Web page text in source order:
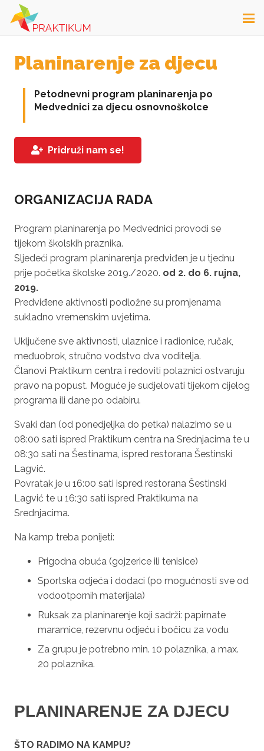
Planinarenje za djecu
Petodnevni program planinarenja po
Medvednici za djecu osnovnoškolce
Pridruži nam se!
ORGANIZACIJA RADA
Program planinarenja po Medvednici provodi se
tijekom školskih praznika.
Sljedeći program planinarenja predviđen je u tjednu
prije početka školske 2019./2020. od 2. do 6. rujna,
2019.
Predviđene aktivnosti podložne su promjenama
sukladno vremenskim uvjetima.
Uključene sve aktivnosti, ulaznice i radionice, ručak,
međuobrok, stručno vodstvo dva voditelja.
Članovi Praktikum centra i redoviti polaznici ostvaruju
pravo na popust. Moguće je sudjelovati tijekom cijelog
programa ili dane po odabiru.
Svaki dan (od ponedjeljka do petka) nalazimo se u
08:00 sati ispred Praktikum centra na Srednjacima te u
08:30 sati na Šestinama, ispred restorana Šestinski
Lagvić.
Povratak je u 16:00 sati ispred restorana Šestinski
Lagvić te u 16:30 sati ispred Praktikuma na
Srednjacima.
Na kamp treba ponijeti:
Prigodna obuća (gojzerice ili tenisice)
Sportska odjeća i dodaci (po mogućnosti sve od
vodootpornih materijala)
Ruksak za planinarenje koji sadrži: papirnate
maramice, rezervnu odjeću i bočicu za vodu
Za grupu je potrebno min. 10 polaznika, a max.
20 polaznika.
PLANINARENJE ZA DJECU
ŠTO RADIMO NA KAMPU?